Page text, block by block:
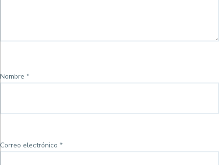
Nombre *
Correo electrónico *